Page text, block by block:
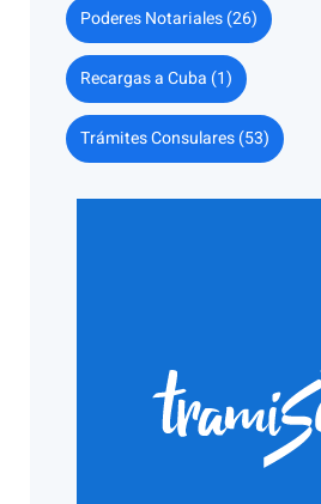
Poderes Notariales (26)
Recargas a Cuba (1)
Trámites Consulares (53)